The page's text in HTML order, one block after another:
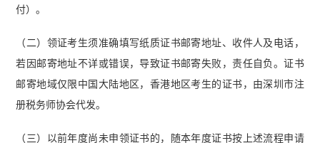
付）。
（二）领证考生须准确填写纸质证书邮寄地址、收件人及电话，
若因邮寄地址不详或错误，导致证书邮寄失败，责任自负。证书
邮寄地域仅限中国大陆地区，香港地区考生的证书，由深圳市注
册税务师协会代发。
（三）以前年度尚未申领证书的，随本年度证书按上述流程申请